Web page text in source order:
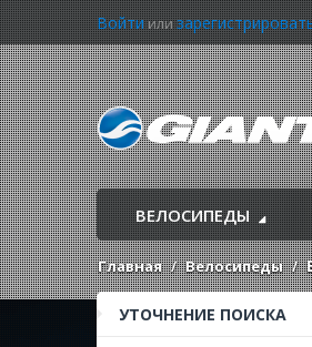
Войтиили
ВЕЛОСИПЕДЫ
Главная Велосипеды
УТОЧНЕНИЕ ПОИСКА